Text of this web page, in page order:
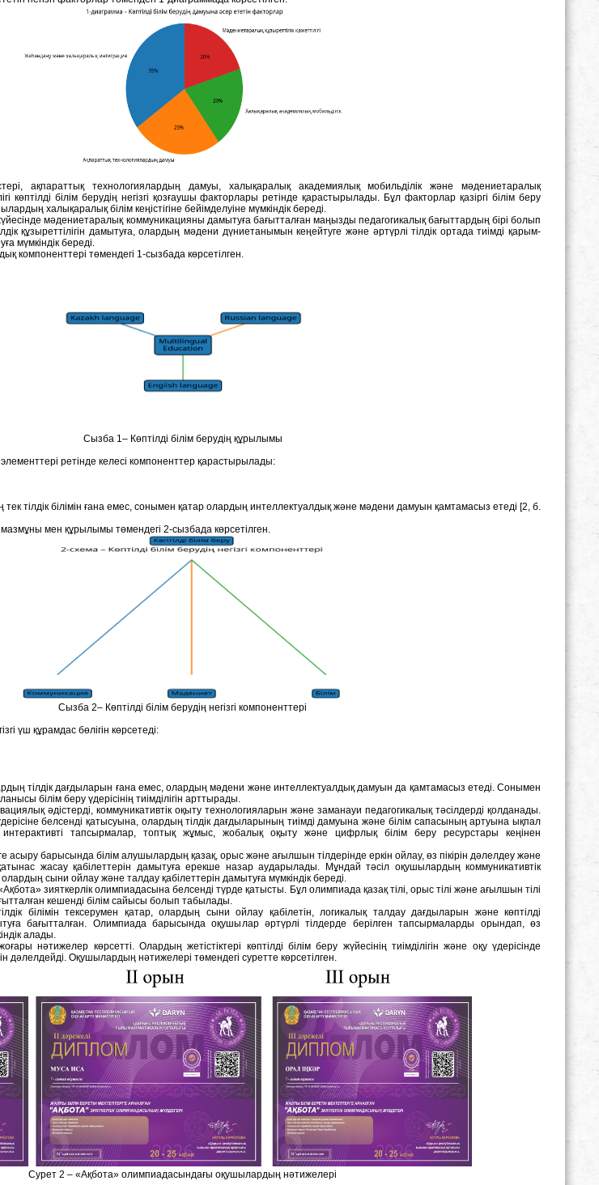
ақпараттық технологиялардың дамуы, халықаралық академиялық мобильділік және мәдениетаралық
көптілді білім берудің негізгі қозғаушы факторлары ретінде қарастырылады. Бұл факторлар қазіргі білім беру
халықаралық білім кеңістігіне бейімделуіне мүмкіндік береді.
жүйесінде мәдениетаралық коммуникацияны дамытуға бағытталған маңызды педагогикалық бағыттардың бірі болып
құзыреттілігін дамытуға, олардың мәдени дүниетанымын кеңейтуге және әртүрлі тілдік ортада тиімді қарым-
мүмкіндік береді.
компоненттері төмендегі 1-сызбада көрсетілген.
Сызба 1– Көптілді білім берудің құрылымы
элементтері ретінде келесі компоненттер қарастырылады:
тілдік білімін ғана емес, сонымен қатар олардың интеллектуалдық және мәдени дамуын қамтамасыз етеді [2, б.
мазмұны мен құрылымы төмендегі 2-сызбада көрсетілген.
Сызба 2– Көптілді білім берудің негізгі компоненттері
үш құрамдас бөлігін көрсетеді:
тілдік дағдыларын ғана емес, олардың мәдени және интеллектуалдық дамуын да қамтамасыз етеді. Сонымен
білім беру үдерісінің тиімділігін арттырады.
әдістерді, коммуникативтік оқыту технологияларын және заманауи педагогикалық тәсілдерді қолданады.
белсенді қатысуына, олардың тілдік дағдыларының тиімді дамуына және білім сапасының артуына ықпал
тапсырмалар, топтық жұмыс, жобалық оқыту және цифрлық білім беру ресурстары кеңінен
асыру барысында білім алушылардың қазақ, орыс және ағылшын тілдерінде еркін ойлау, өз пікірін дәлелдеу және
жасау қабілеттерін дамытуға ерекше назар аударылады. Мұндай тәсіл оқушылардың коммуникативтік
сыни ойлау және талдау қабілеттерін дамытуға мүмкіндік береді.
зияткерлік олимпиадасына белсенді түрде қатысты. Бұл олимпиада қазақ тілі, орыс тілі және ағылшын тілі
кешенді білім сайысы болып табылады.
білімін тексерумен қатар, олардың сыни ойлау қабілетін, логикалық талдау дағдыларын және көптілді
бағытталған. Олимпиада барысында оқушылар әртүрлі тілдерде берілген тапсырмаларды орындап, өз
алады.
нәтижелер көрсетті. Олардың жетістіктері көптілді білім беру жүйесінің тиімділігін және оқу үдерісінде
дәлелдейді. Оқушылардың нәтижелері төмендегі суретте көрсетілген.
Сурет 2 – «Ақбота» олимпиадасындағы оқушылардың нәтижелері